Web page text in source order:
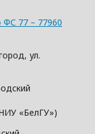
77 – 77960
ул.
«БелГУ»)